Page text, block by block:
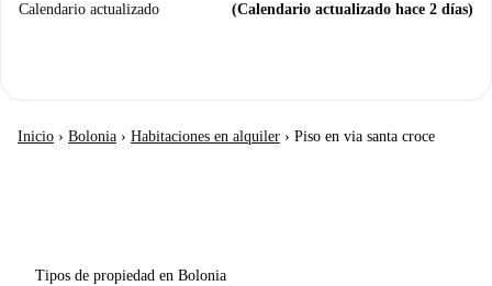
Calendario actualizado (Calendario actualizado hace 2 días)
Inicio › Bolonia › Habitaciones en alquiler › Piso en via santa croce
Tipos de propiedad en Bolonia